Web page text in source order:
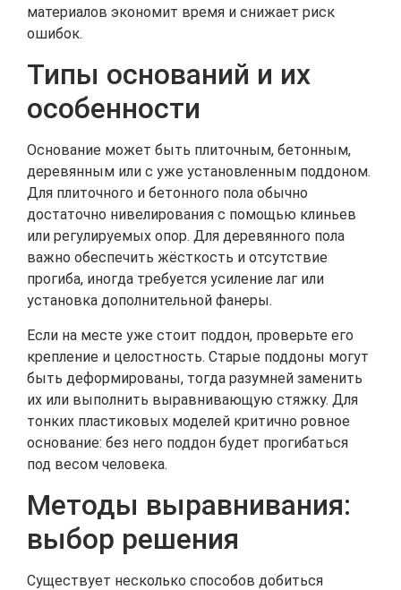
материалов экономит время и снижает риск
ошибок.
Типы оснований и их
особенности
Основание может быть плиточным, бетонным,
деревянным или с уже установленным поддоном.
Для плиточного и бетонного пола обычно
достаточно нивелирования с помощью клиньев
или регулируемых опор. Для деревянного пола
важно обеспечить жёсткость и отсутствие
прогиба, иногда требуется усиление лаг или
установка дополнительной фанеры.
Если на месте уже стоит поддон, проверьте его
крепление и целостность. Старые поддоны могут
быть деформированы, тогда разумней заменить
их или выполнить выравнивающую стяжку. Для
тонких пластиковых моделей критично ровное
основание: без него поддон будет прогибаться
под весом человека.
Методы выравнивания:
выбор решения
Существует несколько способов добиться